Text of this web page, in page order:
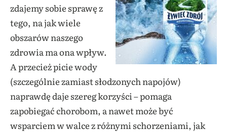
zdajemy sobie sprawę z
tego, na jak wiele
obszarów naszego
zdrowia ma ona wpływ.
A przecież picie wody
(szczególnie zamiast słodzonych napojów)
naprawdę daje szereg korzyści – pomaga
zapobiegać chorobom, a nawet może być
wsparciem w walce z różnymi schorzeniami, jak